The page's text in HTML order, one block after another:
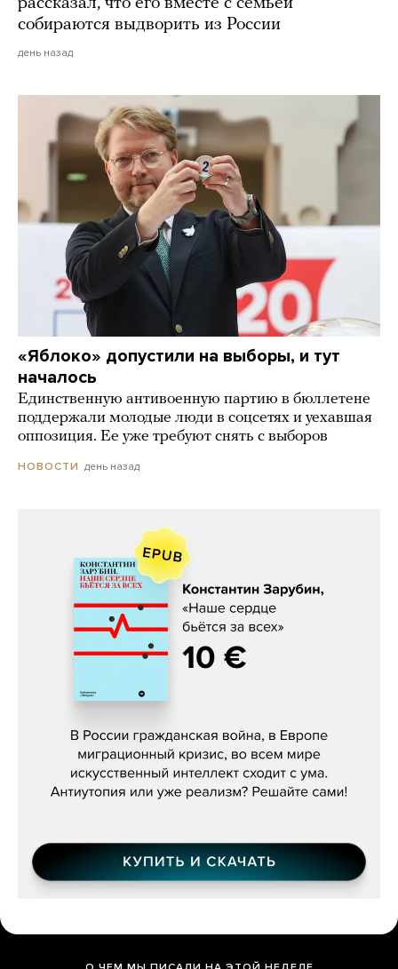
собираются выдворить из России
день назад
«Яблоко» допустили на выборы, и тут
началось
Единственную антивоенную партию в бюллетене
поддержали молодые люди в соцсетях и уехавшая
оппозиция. Ее уже требуют снять с выборов
НОВОСТИ день назад
Константин Зарубин, «Наше сердце